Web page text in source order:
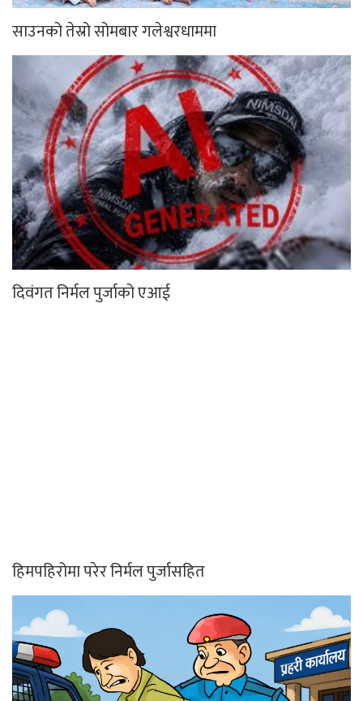
साउनको तेस्रो सोमबार गलेश्वरधाममा
दिवंगत निर्मल पुर्जाको एआई
हिमपहिरोमा परेर निर्मल पुर्जासहित